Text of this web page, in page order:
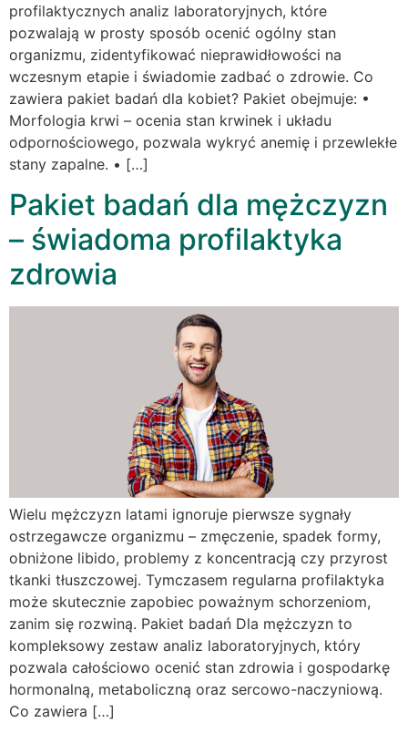
profilaktycznych analiz laboratoryjnych, które
pozwalają w prosty sposób ocenić ogólny stan
organizmu, zidentyfikować nieprawidłowości na
wczesnym etapie i świadomie zadbać o zdrowie. Co
zawiera pakiet badań dla kobiet? Pakiet obejmuje: •
Morfologia krwi – ocenia stan krwinek i układu
odpornościowego, pozwala wykryć anemię i przewlekłe
stany zapalne. • […]
Pakiet badań dla mężczyzn
– świadoma profilaktyka
zdrowia
Wielu mężczyzn latami ignoruje pierwsze sygnały
ostrzegawcze organizmu – zmęczenie, spadek formy,
obniżone libido, problemy z koncentracją czy przyrost
tkanki tłuszczowej. Tymczasem regularna profilaktyka
może skutecznie zapobiec poważnym schorzeniom,
zanim się rozwiną. Pakiet badań Dla mężczyzn to
kompleksowy zestaw analiz laboratoryjnych, który
pozwala całościowo ocenić stan zdrowia i gospodarkę
hormonalną, metaboliczną oraz sercowo-naczyniową.
Co zawiera […]